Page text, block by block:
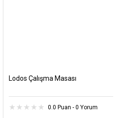
Lodos Çalışma Masası
0.0 Puan - 0 Yorum